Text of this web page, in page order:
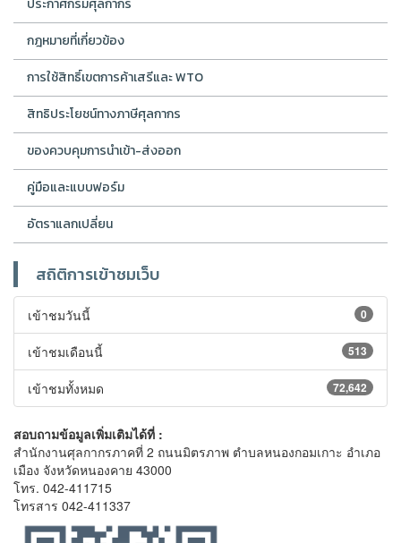
กฎหมายที่เกี่ยวข้อง
การใช้สิทธิ์เขตการค้าเสรีและ WTO
สิทธิประโยชน์ทางภาษีศุลกากร
ของควบคุมการนำเข้า-ส่งออก
คู่มือและแบบฟอร์ม
อัตราแลกเปลี่ยน
สถิติการเข้าชมเว็บ
0
เข้าชมวันนี้
513
เข้าชมเดือนนี้
72,642
เข้าชมทั้งหมด
สอบถามข้อมูลเพิ่มเติมได้ที่ :
สำนักงานศุลกากรภาคที่ 2 ถนนมิตรภาพ ตำบลหนองกอมเกาะ อำเภอ
เมือง จังหวัดหนองคาย 43000
โทร. 042-411715
โทรสาร 042-411337